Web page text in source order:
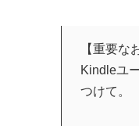
【重要な
Kindleユ
つけて。